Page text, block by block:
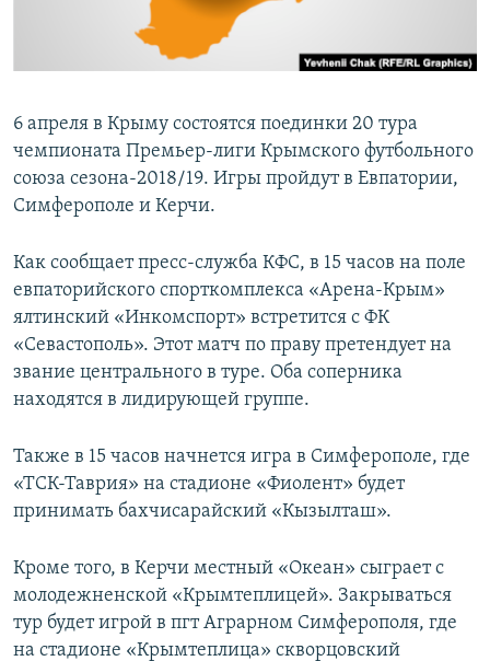
ПОБЕДИТЕЛЕЙ НЕ СУДЯТ?
КРЫМ.НЕПОКОРЕННЫЙ
УКРАИНСКАЯ ПРОБЛЕМА КРЫМА
ПРИСОЕДИНЯЙТЕСЬ!
Все сайты RFE/RL
6 апреля в Крыму состоятся поединки 20 тура
чемпионата Премьер-лиги Крымского футбольного
союза сезона-2018/19. Игры пройдут в Евпатории,
Симферополе и Керчи.
Как сообщает пресс-служба КФС, в 15 часов на поле
евпаторийского спорткомплекса «Арена-Крым»
ялтинский «Инкомспорт» встретится с ФК
«Севастополь». Этот матч по праву претендует на
звание центрального в туре. Оба соперника
находятся в лидирующей группе.
Также в 15 часов начнется игра в Симферополе, где
«ТСК-Таврия» на стадионе «Фиолент» будет
принимать бахчисарайский «Кызылташ».
Кроме того, в Керчи местный «Океан» сыграет с
молодежненской «Крымтеплицей». Закрываться
тур будет игрой в пгт Аграрном Симферополя, где
на стадионе «Крымтеплица» скворцовский